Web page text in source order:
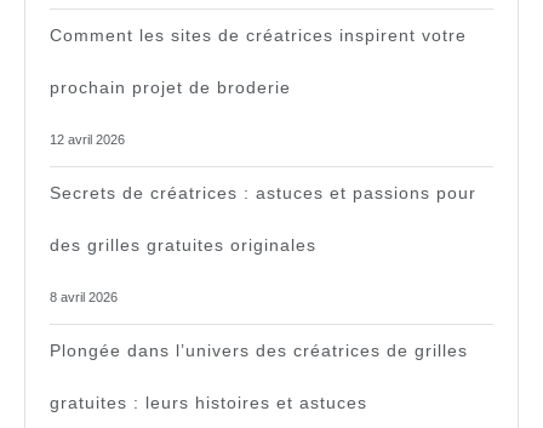
Comment les sites de créatrices inspirent votre
prochain projet de broderie
12 avril 2026
Secrets de créatrices : astuces et passions pour
des grilles gratuites originales
8 avril 2026
Plongée dans l’univers des créatrices de grilles
gratuites : leurs histoires et astuces